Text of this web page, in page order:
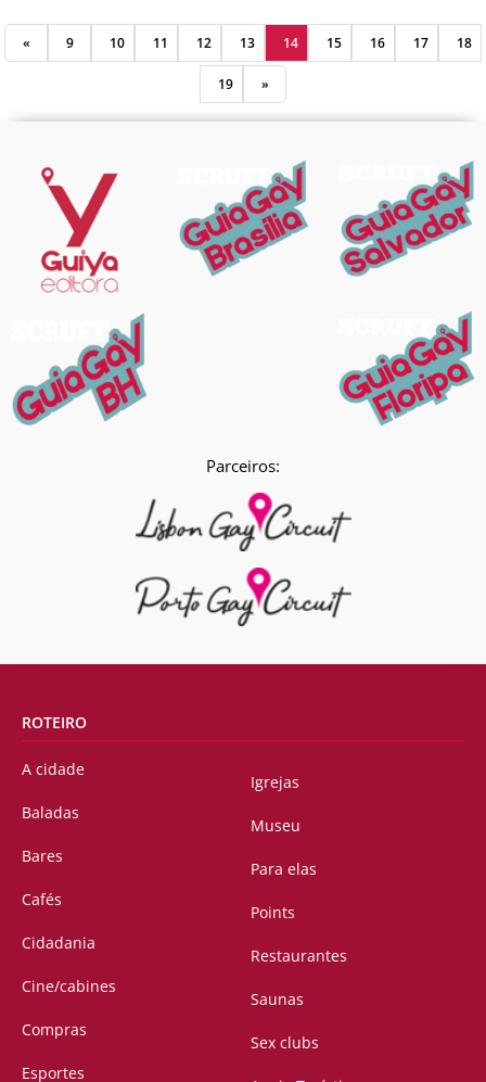
« 9 10 11 12 13 14 15 16 17 18
19 »
Parceiros:
ROTEIRO
A cidade
Baladas
Bares
Cafés
Cidadania
Cine/cabines
Compras
Esportes
Igrejas
Museu
Para elas
Points
Restaurantes
Saunas
Sex clubs